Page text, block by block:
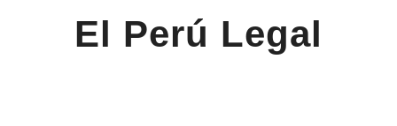
El Perú Legal